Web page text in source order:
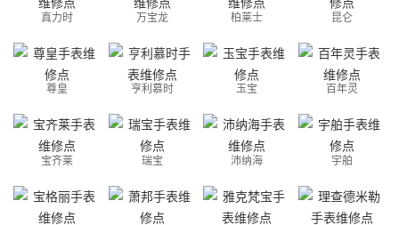
真力时 万宝龙 柏莱士 昆仑
尊皇 亨利慕时 玉宝 百年灵
宝齐莱 瑞宝 沛纳海 宇舶